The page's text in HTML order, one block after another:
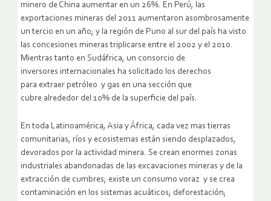
minero de China aumentar en un 26%. En Perú, las
exportaciones mineras del 2011 aumentaron asombrosamente
un tercio en un año; y la región de Puno al sur del país ha visto
las concesiones mineras triplicarse entre el 2002 y el 2010.
Mientras tanto en Sudáfrica, un consorcio de
inversores internacionales ha solicitado los derechos
para extraer petróleo y gas en una sección que
cubre alrededor del 10% de la superficie del país.
En toda Latinoamérica, Asia y África, cada vez mas tierras
comunitarias, ríos y ecosistemas están siendo desplazados,
devorados por la actividad minera. Se crean enormes zonas
industriales abandonadas de las excavaciones mineras y de la
extracción de cumbres; existe un consumo voraz y se crea
contaminación en los sistemas acuáticos; deforestación;